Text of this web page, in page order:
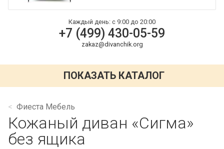
Каждый день: с 9:00 до 20:00
+7 (499) 430-05-59
zakaz@divanchik.org
ПОКАЗАТЬ КАТАЛОГ
Фиеста Мебель
Кожаный диван «Сигма»
без ящика